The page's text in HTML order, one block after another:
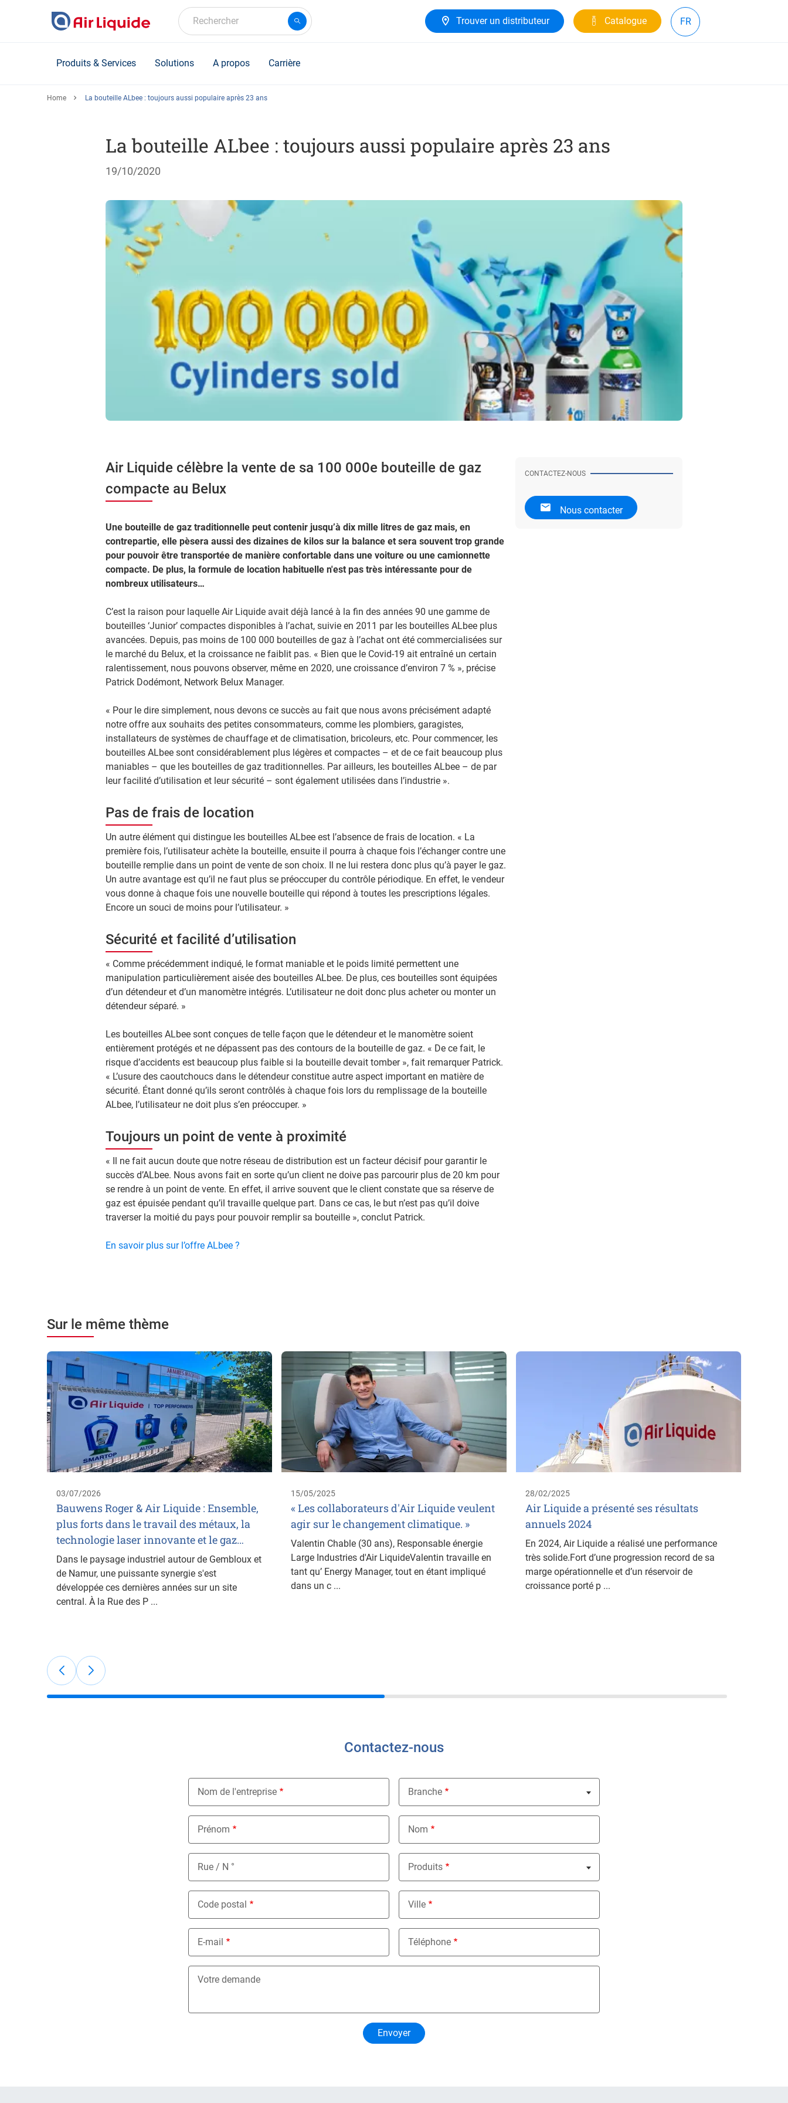
Rechercher Trouver un distributeur Catalogue FR
Produits & Services Solutions A propos Carrière
Home La bouteille ALbee : toujours aussi populaire après 23 ans
La bouteille ALbee : toujours aussi populaire après 23 ans
19/10/2020
Air Liquide célèbre la vente de sa 100 000e bouteille de gaz
compacte au Belux
Une bouteille de gaz traditionnelle peut contenir jusqu’à dix mille litres de gaz mais, en
contrepartie, elle pèsera aussi des dizaines de kilos sur la balance et sera souvent trop grande
pour pouvoir être transportée de manière confortable dans une voiture ou une camionnette
compacte. De plus, la formule de location habituelle n'est pas très intéressante pour de
nombreux utilisateurs…
C’est la raison pour laquelle Air Liquide avait déjà lancé à la fin des années 90 une gamme de
bouteilles ‘Junior’ compactes disponibles à l’achat, suivie en 2011 par les bouteilles ALbee plus
avancées. Depuis, pas moins de 100 000 bouteilles de gaz à l’achat ont été commercialisées sur
le marché du Belux, et la croissance ne faiblit pas. « Bien que le Covid-19 ait entraîné un certain
ralentissement, nous pouvons observer, même en 2020, une croissance d’environ 7 % », précise
Patrick Dodémont, Network Belux Manager.
« Pour le dire simplement, nous devons ce succès au fait que nous avons précisément adapté
notre offre aux souhaits des petites consommateurs, comme les plombiers, garagistes,
installateurs de systèmes de chauffage et de climatisation, bricoleurs, etc. Pour commencer, les
bouteilles ALbee sont considérablement plus légères et compactes – et de ce fait beaucoup plus
maniables – que les bouteilles de gaz traditionnelles. Par ailleurs, les bouteilles ALbee – de par
leur facilité d’utilisation et leur sécurité – sont également utilisées dans l’industrie ».
Pas de frais de location
Un autre élément qui distingue les bouteilles ALbee est l’absence de frais de location. « La
première fois, l’utilisateur achète la bouteille, ensuite il pourra à chaque fois l’échanger contre une
bouteille remplie dans un point de vente de son choix. Il ne lui restera donc plus qu’à payer le gaz.
Un autre avantage est qu’il ne faut plus se préoccuper du contrôle périodique. En effet, le vendeur
vous donne à chaque fois une nouvelle bouteille qui répond à toutes les prescriptions légales.
Encore un souci de moins pour l’utilisateur. »
Sécurité et facilité d’utilisation
« Comme précédemment indiqué, le format maniable et le poids limité permettent une
manipulation particulièrement aisée des bouteilles ALbee. De plus, ces bouteilles sont équipées
d’un détendeur et d’un manomètre intégrés. L’utilisateur ne doit donc plus acheter ou monter un
détendeur séparé. »
Les bouteilles ALbee sont conçues de telle façon que le détendeur et le manomètre soient
entièrement protégés et ne dépassent pas des contours de la bouteille de gaz. « De ce fait, le
risque d’accidents est beaucoup plus faible si la bouteille devait tomber », fait remarquer Patrick.
« L’usure des caoutchoucs dans le détendeur constitue autre aspect important en matière de
sécurité. Étant donné qu’ils seront contrôlés à chaque fois lors du remplissage de la bouteille
ALbee, l’utilisateur ne doit plus s’en préoccuper. »
Toujours un point de vente à proximité
« Il ne fait aucun doute que notre réseau de distribution est un facteur décisif pour garantir le
succès d’ALbee. Nous avons fait en sorte qu’un client ne doive pas parcourir plus de 20 km pour
se rendre à un point de vente. En effet, il arrive souvent que le client constate que sa réserve de
gaz est épuisée pendant qu’il travaille quelque part. Dans ce cas, le but n’est pas qu’il doive
traverser la moitié du pays pour pouvoir remplir sa bouteille », conclut Patrick.
En savoir plus sur l’offre ALbee ?
CONTACTEZ-NOUS
Nous contacter
Sur le même thème
03/07/2026
Bauwens Roger & Air Liquide : Ensemble,
plus forts dans le travail des métaux, la
technologie laser innovante et le gaz…
Dans le paysage industriel autour de Gembloux et
de Namur, une puissante synergie s'est
développée ces dernières années sur un site
central. À la Rue des P ...
15/05/2025
« Les collaborateurs d'Air Liquide veulent
agir sur le changement climatique. »
Valentin Chable (30 ans), Responsable énergie
Large Industries d'Air LiquideValentin travaille en
tant qu’ Energy Manager, tout en étant impliqué
dans un c ...
28/02/2025
Air Liquide a présenté ses résultats
annuels 2024
En 2024, Air Liquide a réalisé une performance
très solide.Fort d’une progression record de sa
marge opérationnelle et d’un réservoir de
croissance porté p ...
Contactez-nous
Nom de l'entreprise Branche
Nothing selected
Prénom Nom
Rue / N ° Produits
Nothing selected
Code postal Ville
E-mail Téléphone
Votre demande